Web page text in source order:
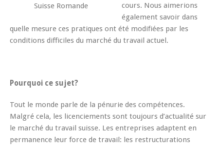
Suisse Romande
cours. Nous aimerions
également savoir dans
quelle mesure ces pratiques ont été modifiées par les
conditions difficiles du marché du travail actuel.
Pourquoi ce sujet?
Tout le monde parle de la pénurie des compétences.
Malgré cela, les licenciements sont toujours d’actualité sur
le marché du travail suisse. Les entreprises adaptent en
permanence leur force de travail: les restructurations